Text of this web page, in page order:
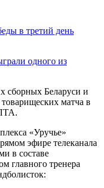
в третий день
одного из
сборных Беларуси и
матча в
«Уручье»
эфире телеканала
в составе
главного тренера